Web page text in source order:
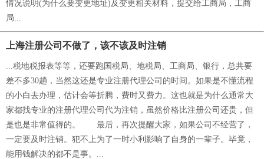
情况说明(为什么要变更地址)及变更相关材料，提交给工商局，工商
局...
上海注册公司不做了，该不该及时注销
...税地税报表等等，还要跑国税局、地税局、工商局、银行，总共要
差不多30趟，当然这还是专业注册代理公司的时间。如果是不懂流程
的小白去办理，估计会等折腾，费时又费力。这也就是为什么通常大
家都找专业的注册代理公司代为注销，虽然价格比注册公司还贵，但
是也是非常值得的。 最后，再次提醒大家，如果公司不经营了，
一定要及时注销。犯不上为了一时小利影响了自身的一辈子。毕竟，
能用钱解决的都不是事。...